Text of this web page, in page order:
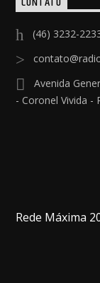
(46) 3232-
Avenida
- Coronel Vivida -
Rede Máxima